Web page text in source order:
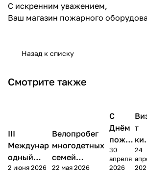
С искренним уважением,
Ваш магазин пожарного
Назад к списку
Смотрите также
2 июня 2026
III
Междунар
одный
Форум
22 мая 2026
Велопробег
многодетных
семей
«Спасибо за
Новости
30
апреля
2026
С
Днём
пожар
ной
охран
24
т
й